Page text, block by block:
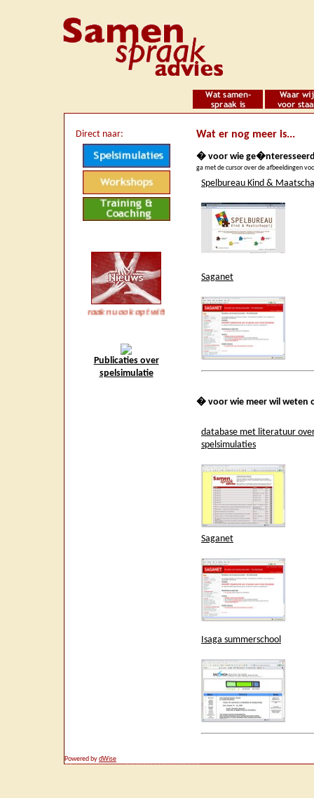
Direct naar:
*** *** Samenspraak nu ook op twitter (Samenspraak) *** Verschillende
Publicaties over
spelsimulatie
Wat er nog meer is...
� voor wie ge�nteresseerd
ga met de cursor over de afbeeldingen
Spelbureau Kind &
Saganet
� voor wie meer wil weten
database met literatuur
spelsimulaties
Saganet
Isaga summerschool
Powered bydWise